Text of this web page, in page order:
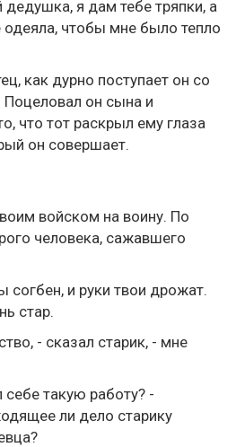
я дам тебе тряпки, а
чтобы мне было тепло
как дурно поступает он со
он сына и
что тот раскрыл ему глаза
он совершает.
войском на воину. По
человека, сажавшего
согбен, и руки твои дрожат.
стар.
- сказал старик, - мне
такую работу? -
ли дело старику